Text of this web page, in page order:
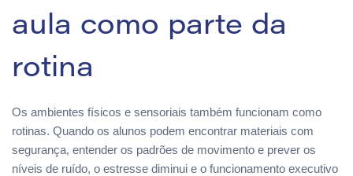
aula como parte da
rotina
Os ambientes físicos e sensoriais também funcionam como
rotinas. Quando os alunos podem encontrar materiais com
segurança, entender os padrões de movimento e prever os
níveis de ruído, o estresse diminui e o funcionamento executivo